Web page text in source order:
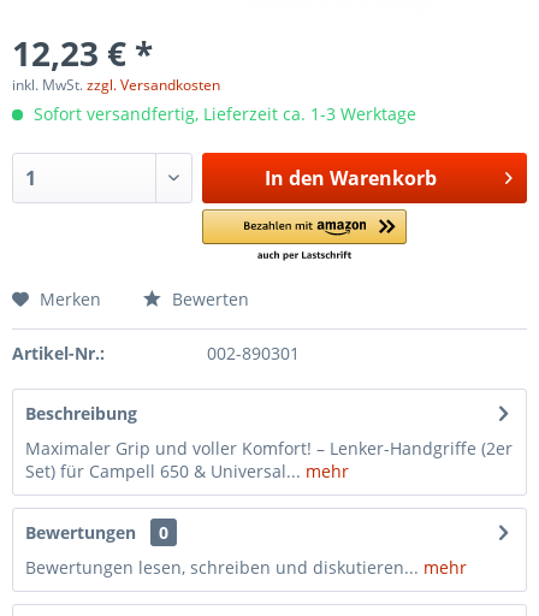
12,23 € *
inkl. MwSt.zzgl. Versandkosten
Sofort versandfertig, Lieferzeit ca. 1-3 Werktage
In den Warenkorb
Merken Bewerten
Artikel-Nr.: 002-890301
Beschreibung
Maximaler Grip und voller Komfort! – Lenker-Handgriffe (2er
Set) für Campell 650 & Universal... mehr
Bewertungen
0
Bewertungen lesen, schreiben und diskutieren... mehr